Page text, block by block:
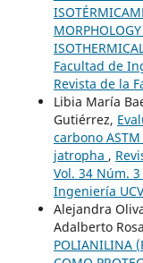
Facultad de
Revista de la
Libia María
Gutiérrez,
carbono
jatropha ,
Vol. 34 Núm.
Ingeniería UCV
Alejandra
Adalberto
POLIANILINA